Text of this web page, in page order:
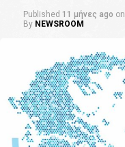
Published 11 μήνες ago on
By NEWSROOM